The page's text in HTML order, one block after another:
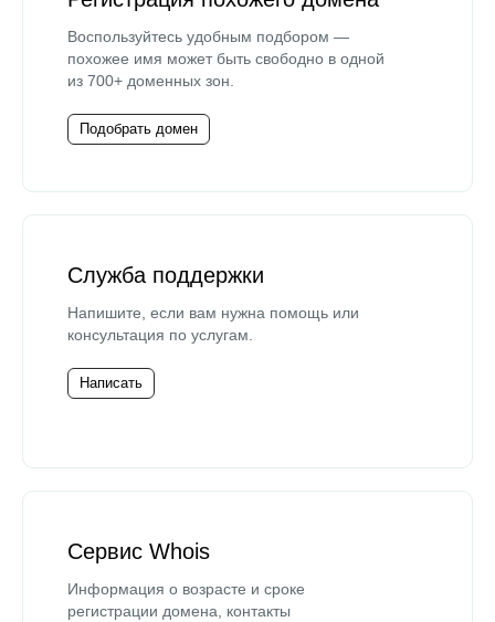
Воспользуйтесь удобным подбором —
похожее имя может быть свободно в одной
из 700+ доменных зон.
Подобрать домен
Служба поддержки
Напишите, если вам нужна помощь или
консультация по услугам.
Написать
Сервис Whois
Информация о возрасте и сроке
регистрации домена, контакты